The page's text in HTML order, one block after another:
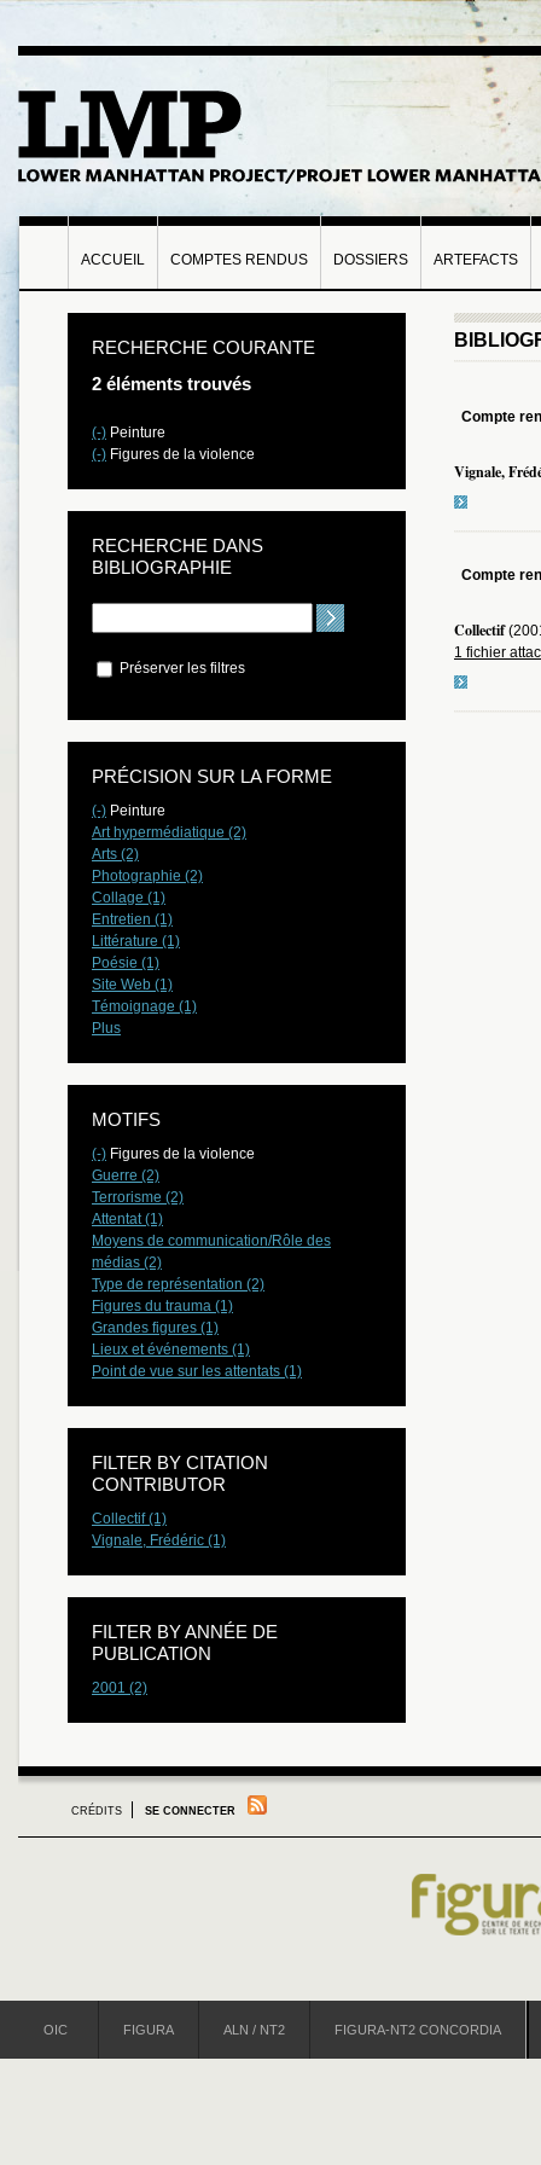
ACCUEIL COMPTES RENDUS DOSSIERS ARTEFACTS
Compte
Vignale,
Compte
Collectif
1 fichier
RECHERCHE COURANTE
2 éléments trouvés
(-) Peinture
(-) Figures de la violence
RECHERCHE DANS
BIBLIOGRAPHIE
Préserver les filtres
PRÉCISION SUR LA FORME
(-) Peinture
Art hypermédiatique (2)
Arts (2)
Photographie (2)
Collage (1)
Entretien (1)
Littérature (1)
Poésie (1)
Site Web (1)
Témoignage (1)
Plus
MOTIFS
(-) Figures de la violence
Guerre (2)
Terrorisme (2)
Attentat (1)
Moyens de communication/Rôle des
médias (2)
Type de représentation (2)
Figures du trauma (1)
Grandes figures (1)
Lieux et événements (1)
Point de vue sur les attentats (1)
FILTER BY CITATION
CONTRIBUTOR
Collectif (1)
Vignale, Frédéric (1)
FILTER BY ANNÉE DE
PUBLICATION
2001 (2)
CRÉDITS SE CONNECTER
OIC FIGURA ALN / NT2 FIGURA-NT2 CONCORDIA